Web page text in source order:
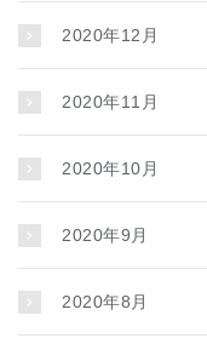
2020年12月
2020年11月
2020年10月
2020年9月
2020年8月